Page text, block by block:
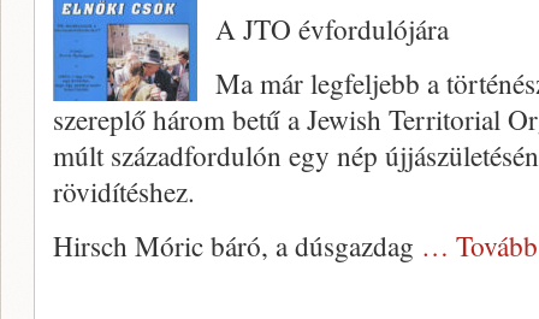
A JTO évfordulójára
Ma már legfeljebb a
szereplő három betű a Jewish Territorial
múlt századfordulón egy nép
rövidítéshez.
Hirsch Móric báró, a dúsgazdag …